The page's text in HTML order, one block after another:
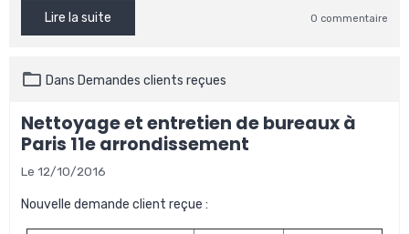
Lire la suite 0 commentaire
Dans Demandes clients reçues
Nettoyage et entretien de bureaux à
Paris 11e arrondissement
Le 12/10/2016
Nouvelle demande client reçue :